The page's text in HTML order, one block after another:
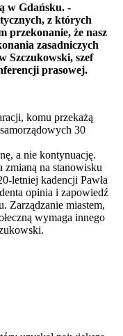
w Gdańsku. -
z których
przekonanie, że nasz
zasadniczych
Szczukowski, szef
prasowej.
komu przekażą
30
a nie kontynuację.
zmianą na stanowisku
letniej kadencji Pawła
opinia i zapowiedź
Zarządzanie miastem,
wymaga innego